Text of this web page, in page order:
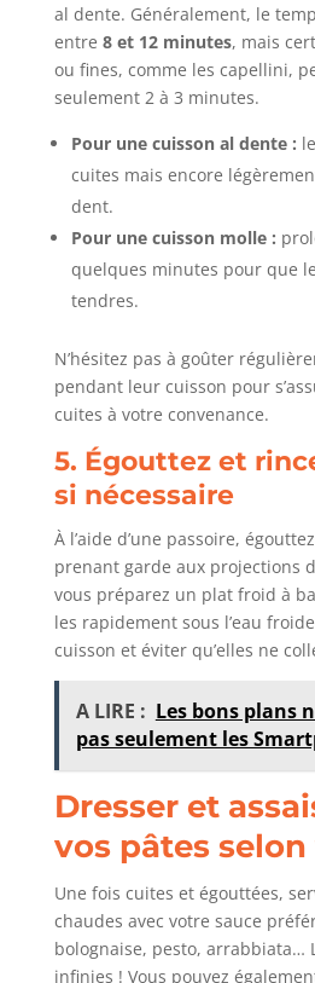
al dente. Généralement, le
entre 8 et 12 minutes, mais
ou fines, comme les capellini,
seulement 2 à 3 minutes.
Pour une cuisson al dente :
cuites mais encore
dent.
Pour une cuisson molle :
quelques minutes pour que
tendres.
N’hésitez pas à goûter
pendant leur cuisson pour
cuites à votre convenance.
5. Égouttez et
si nécessaire
À l’aide d’une passoire,
prenant garde aux projections
vous préparez un plat froid à
les rapidement sous l’eau
cuisson et éviter qu’elles ne
A LIRE : Les bons plans
pas seulement les
Dresser et
vos pâtes
Une fois cuites et égouttées,
chaudes avec votre sauce
bolognaise, pesto, arrabbiata…
infinies ! Vous pouvez